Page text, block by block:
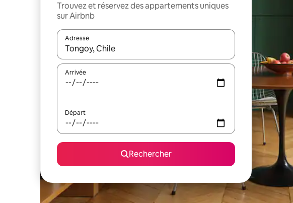
Trouvez et réservez des appartements uniques
sur Airbnb
Adresse
Lorsque les résultats s'affichent, utilisez les flèches vers le haut et
Arrivée
Départ
Rechercher